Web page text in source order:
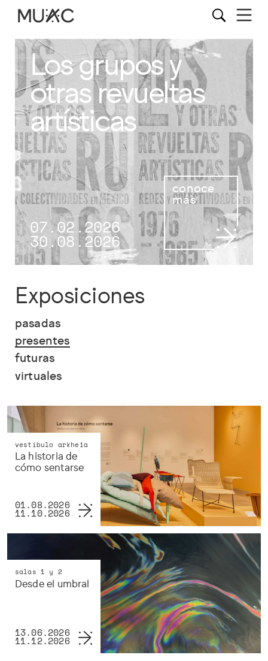
Los grupos y
otras revueltas
artísticas
07.02.2026
30.08.2026
conoce
más
Exposiciones
pasadas
presentes
futuras
virtuales
vestíbulo arkheia
La historia de
cómo sentarse
01.08.2026
11.10.2026
salas 1 y 2
Desde el umbral
13.06.2026
11.12.2026